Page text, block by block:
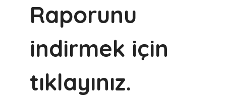
Raporunu
indirmek için
tıklayınız.